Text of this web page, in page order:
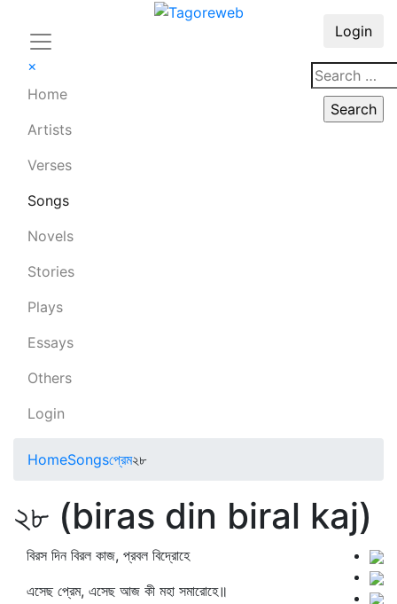
×
Home
Artists
Verses
Songs
Novels
Stories
Plays
Essays
Others
Login
Login
HomeSongsপ্রেম২৮
২৮ (biras din biral kaj)
বিরস দিন বিরল কাজ, প্রবল বিদ্রোহে
এসেছ প্রেম, এসেছ আজ কী মহা সমারোহে॥